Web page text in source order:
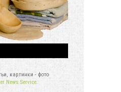
картинки - фото
News Service.